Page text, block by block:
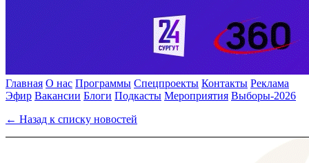
Главная О нас Программы Спецпроекты Контакты Реклама
Эфир Вакансии Блоги Подкасты Мероприятия Выборы-2026
← Назад к списку новостей